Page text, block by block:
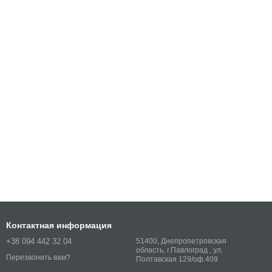
Контактная информация
+38 094 442 32 04
Перезвонить вам?
51400, Днепропетровская
область, г.Павлоград , ул.
Полтавская 129/оф.409